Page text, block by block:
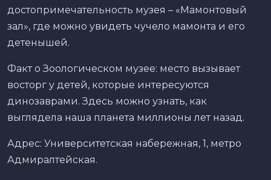
достопримечательность музея – «Мамонтовый
зал», где можно увидеть чучело мамонта и его
детенышей.
Факт о Зоологическом музее: место вызывает
восторг у детей, которые интересуются
динозаврами. Здесь можно узнать, как
выглядела наша планета миллионы лет назад.
Адрес: Университетская набережная, 1, метро
Адмиралтейская.